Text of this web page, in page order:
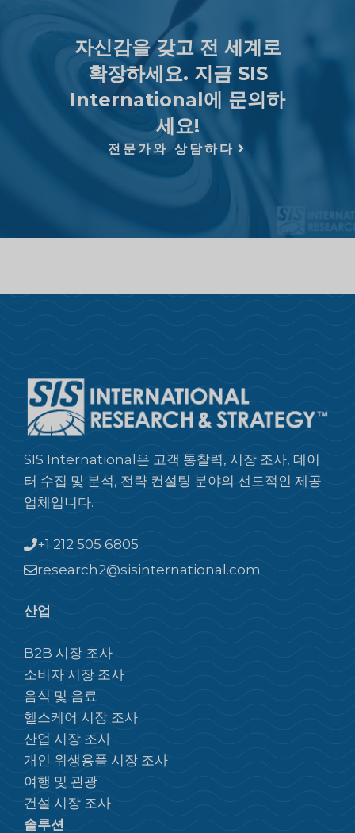
자신감을 갖고 전 세계로
확장하세요. 지금 SIS
International에 문의하
세요!
전문가와 상담하다
SIS International은 고객 통찰력, 시장 조사, 데이
터 수집 및 분석, 전략 컨설팅 분야의 선도적인 제공
업체입니다.
+1 212 505 6805
research2@sisinternational.com
산업
B2B 시장 조사
소비자 시장 조사
음식 및 음료
헬스케어 시장 조사
산업 시장 조사
개인 위생용품 시장 조사
여행 및 관광
건설 시장 조사
솔루션